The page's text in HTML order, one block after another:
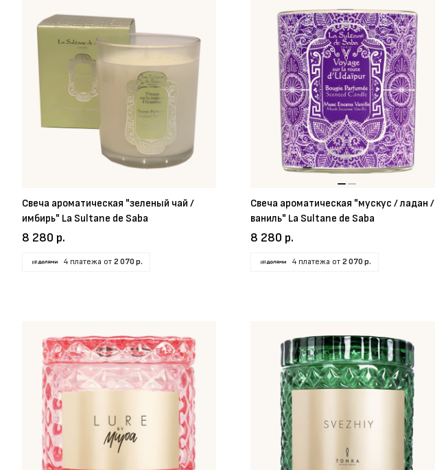
Свеча ароматическая "зеленый чай /
имбирь" La Sultane de Saba
8 280 р.
4 платежа от 2 070 р.
Свеча ароматическая "мускус / ладан /
ваниль" La Sultane de Saba
8 280 р.
4 платежа от 2 070 р.